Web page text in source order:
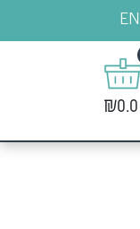
EN
₪0.0